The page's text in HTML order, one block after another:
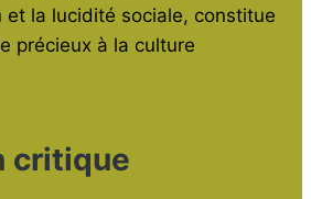
et la lucidité sociale, constitue
précieux à la culture
critique